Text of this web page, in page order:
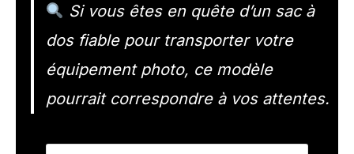
Si vous êtes en quête d’un sac à
dos fiable pour transporter votre
équipement photo, ce modèle
pourrait correspondre à vos attentes.